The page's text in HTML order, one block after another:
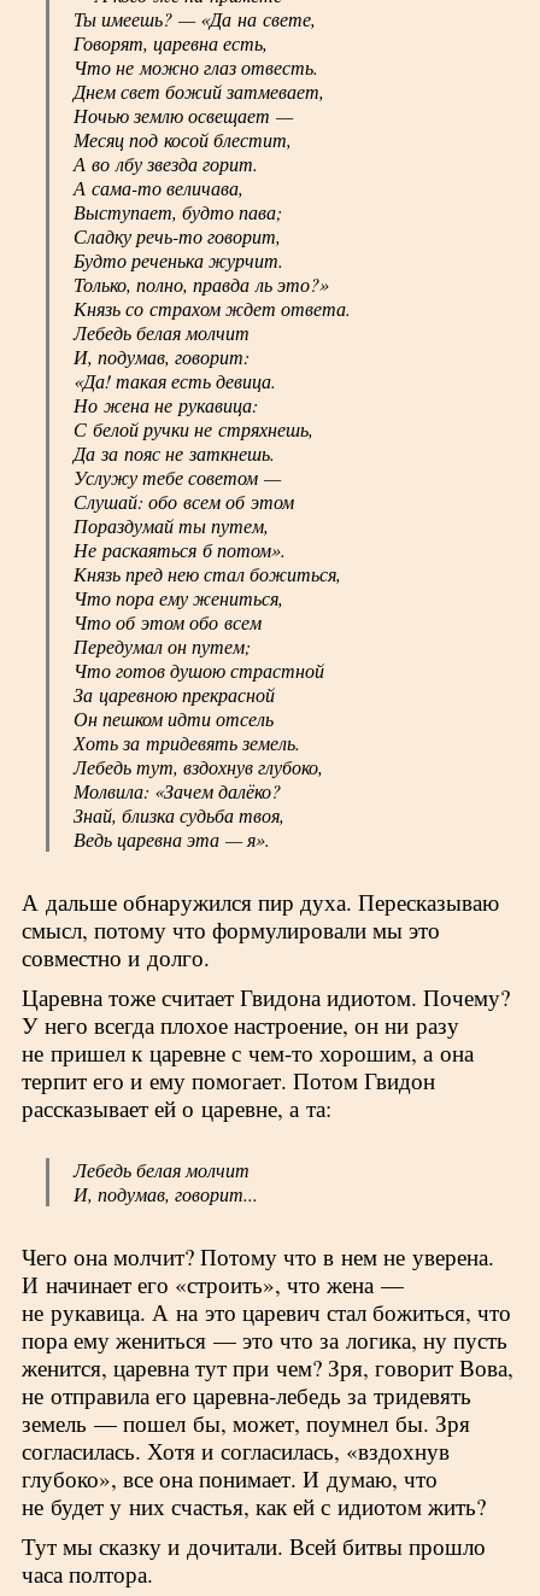
Ты имеешь? — «Да на свете,
Говорят, царевна есть,
Что не можно глаз отвесть.
Днем свет божий затмевает,
Ночью землю освещает —
Месяц под косой блестит,
А во лбу звезда горит.
А сама-то величава,
Выступает, будто пава;
Сладку речь-то говорит,
Будто реченька журчит.
Только, полно, правда ль это?»
Князь со страхом ждет ответа.
Лебедь белая молчит
И, подумав, говорит:
«Да! такая есть девица.
Но жена не рукавица:
С белой ручки не стряхнешь,
Да за пояс не заткнешь.
Услужу тебе советом —
Слушай: обо всем об этом
Пораздумай ты путем,
Не раскаяться б потом».
Князь пред нею стал божиться,
Что пора ему жениться,
Что об этом обо всем
Передумал он путем;
Что готов душою страстной
За царевною прекрасной
Он пешком идти отсель
Хоть за тридевять земель.
Лебедь тут, вздохнув глубоко,
Молвила: «Зачем далёко?
Знай, близка судьба твоя,
Ведь царевна эта — я».
А дальше обнаружился пир духа. Пересказываю
смысл, потому что формулировали мы это
совместно и долго.
Царевна тоже считает Гвидона идиотом. Почему?
У него всегда плохое настроение, он ни разу
не пришел к царевне с чем-то хорошим, а она
терпит его и ему помогает. Потом Гвидон
рассказывает ей о царевне, а та:
Лебедь белая молчит
И, подумав, говорит...
Чего она молчит? Потому что в нем не уверена.
И начинает его «строить», что жена —
не рукавица. А на это царевич стал божиться, что
пора ему жениться — это что за логика, ну пусть
женится, царевна тут при чем? Зря, говорит Вова,
не отправила его царевна-лебедь за тридевять
земель — пошел бы, может, поумнел бы. Зря
согласилась. Хотя и согласилась, «вздохнув
глубоко», все она понимает. И думаю, что
не будет у них счастья, как ей с идиотом жить?
Тут мы сказку и дочитали. Всей битвы прошло
часа полтора.